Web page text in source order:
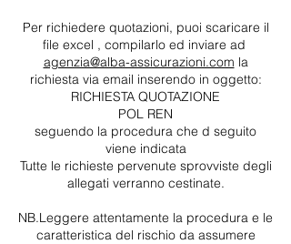
Per richiedere quotazioni, puoi scaricare il
file excel , compilarlo ed inviare ad
agenzia@alba-assicurazioni.com la
richiesta via email inserendo in oggetto:
RICHIESTA QUOTAZIONE
POL REN
seguendo la procedura che d seguito
viene indicata
Tutte le richieste pervenute sprovviste degli
allegati verranno cestinate.
NB.Leggere attentamente la procedura e le
caratteristica del rischio da assumere